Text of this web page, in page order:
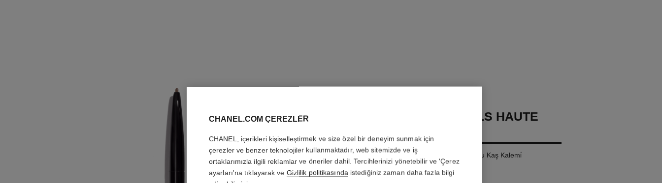
STYLO SOURCILS HAUTE
Kaşlari Beli̇rgi̇nleşti̇ren İnce Uçlu Kaş Kalemi̇
Daha fazla ayrıntı
CHANEL.COM ÇEREZLER
CHANEL, içerikleri kişiselleştirmek ve size özel bir deneyim sunmak için
çerezler ve benzer teknolojiler kullanmaktadır, web sitemizde ve iş
ortaklarımızla ilgili reklamlar ve öneriler dahil. Tercihlerinizi yönetebilir ve 'Çerez
ayarları'na tıklayarak ve Gizlilik politikasındaistediğiniz zaman daha fazla bilgi